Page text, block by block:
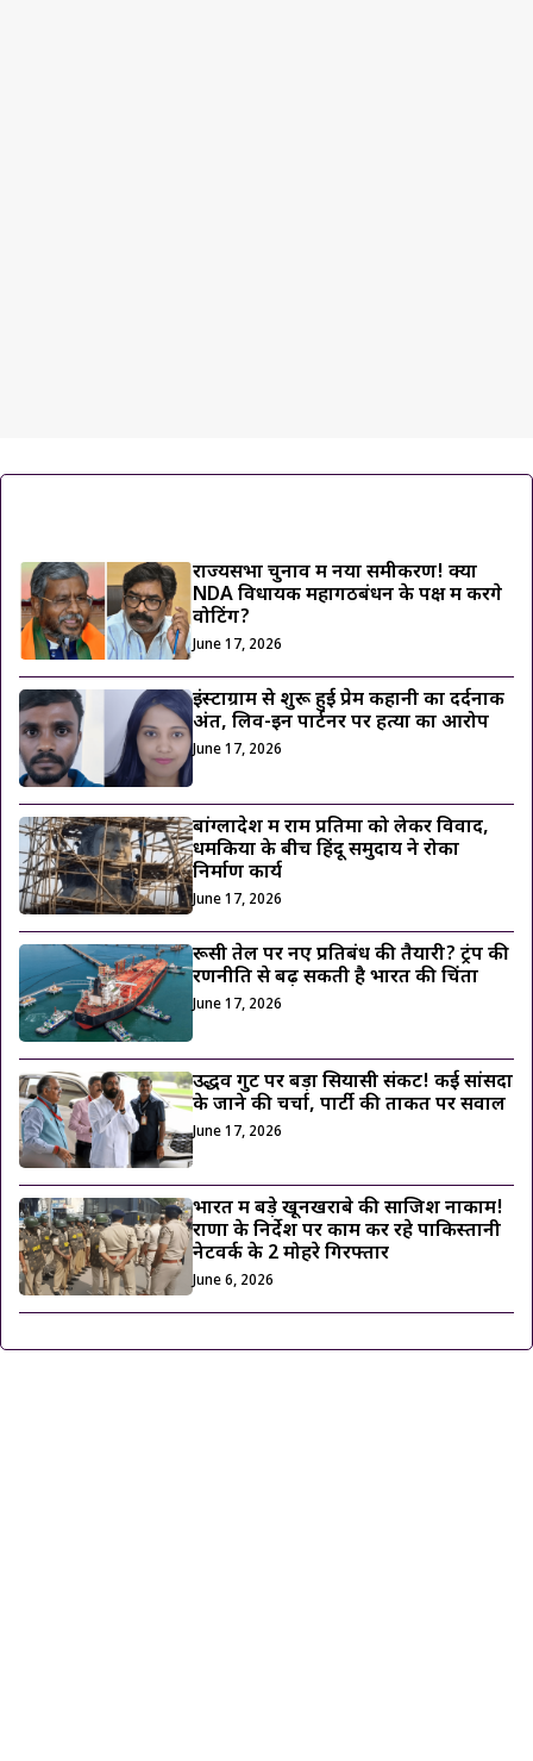
राज्यसभा चुनाव में नया समीकरण! क्या
NDA विधायक महागठबंधन के पक्ष में करेंगे
वोटिंग?
June 17, 2026
इंस्टाग्राम से शुरू हुई प्रेम कहानी का दर्दनाक
अंत, लिव-इन पार्टनर पर हत्या का आरोप
June 17, 2026
बांग्लादेश में राम प्रतिमा को लेकर विवाद,
धमकियों के बीच हिंदू समुदाय ने रोका
निर्माण कार्य
June 17, 2026
रूसी तेल पर नए प्रतिबंध की तैयारी? ट्रंप की
रणनीति से बढ़ सकती है भारत की चिंता
June 17, 2026
उद्धव गुट पर बड़ा सियासी संकट! कई सांसदों
के जाने की चर्चा, पार्टी की ताकत पर सवाल
June 17, 2026
भारत में बड़े खूनखराबे की साजिश नाकाम!
राणा के निर्देश पर काम कर रहे पाकिस्तानी
नेटवर्क के 2 मोहरे गिरफ्तार
June 6, 2026